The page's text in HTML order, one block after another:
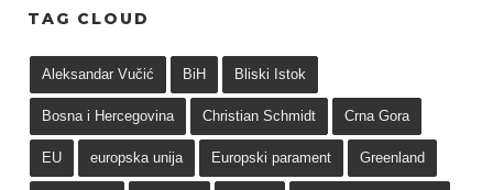
TAG CLOUD
Aleksandar Vučić BiH Bliski Istok
Bosna i Hercegovina Christian Schmidt Crna Gora
EU europska unija Europski parament Greenland